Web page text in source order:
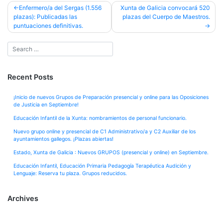
Post
navigation
Enfermero/a del Sergas (1.556
plazas): Publicadas las
puntuaciones definitivas.
Xunta de Galicia convocará 520
plazas del Cuerpo de Maestros.
Recent Posts
¡Inicio de nuevos Grupos de Preparación presencial y online para las Oposiciones
de Justicia en Septiembre!
Educación Infantil de la Xunta: nombramientos de personal funcionario.
Nuevo grupo online y presencial de C1 Administrativo/a y C2 Auxiliar de los
ayuntamientos gallegos. ¡Plazas abiertas!
Estado, Xunta de Galicia : Nuevos GRUPOS (presencial y online) en Septiembre.
Educación Infantil, Educación Primaria Pedagogía Terapéutica Audición y
Lenguaje: Reserva tu plaza. Grupos reducidos.
Archives